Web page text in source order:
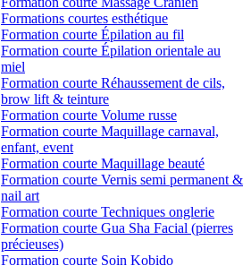
Formations courtes esthétique
Formation courte Épilation au fil
Formation courte Épilation orientale au
miel
Formation courte Réhaussement de cils,
brow lift & teinture
Formation courte Volume russe
Formation courte Maquillage carnaval,
enfant, event
Formation courte Maquillage beauté
Formation courte Vernis semi permanent &
nail art
Formation courte Techniques onglerie
Formation courte Gua Sha Facial (pierres
précieuses)
Formation courte Soin Kobido